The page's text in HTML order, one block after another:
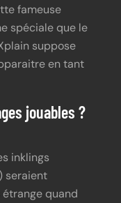
fameuse
spéciale que le
suppose
en tant
jouables ?
inklings
seraient
étrange quand